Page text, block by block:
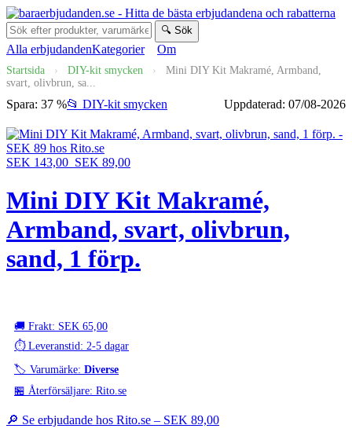
🔍 Sök
Alla erbjudandenKategorier Om
Startsida › DIY-kit smycken ›
Mini DIY Kit Makramé, Armband,
svart, olivbrun, sa...
Spara: 37 %📂 DIY-kit smycken Uppdaterad: 07/08-2026
SEK 143,00 SEK 89,00
Mini DIY Kit Makramé,
Armband, svart, olivbrun,
sand, 1 förp.
🚚 Frakt: SEK 65,00
⏱️ Leveranstid: 2-5 dagar
🏷️ Varumärke: Diverse
🏪 Återförsäljare: Rito.se
🔎 Se erbjudande hos Rito.se – SEK 89,00